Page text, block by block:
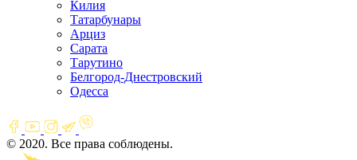
Килия
Татарбунары
Арциз
Сарата
Тарутино
Белгород-Днестровский
Одесса
© 2020. Все права соблюдены.